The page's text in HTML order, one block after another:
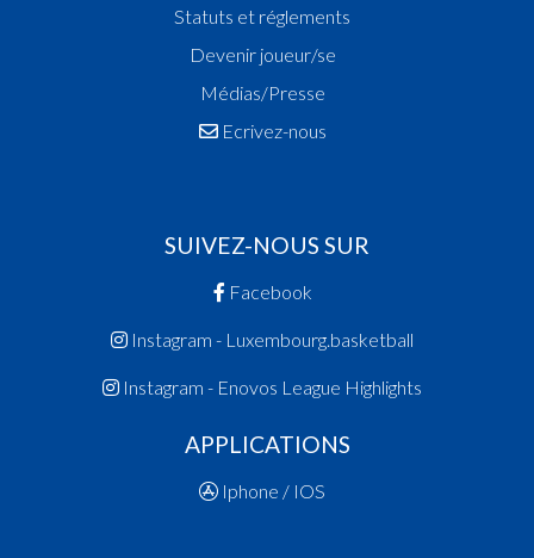
Statuts et réglements
Devenir joueur/se
Médias/Presse
Ecrivez-nous
SUIVEZ-NOUS SUR
Facebook
Instagram - Luxembourg.basketball
Instagram - Enovos League Highlights
APPLICATIONS
Iphone / IOS